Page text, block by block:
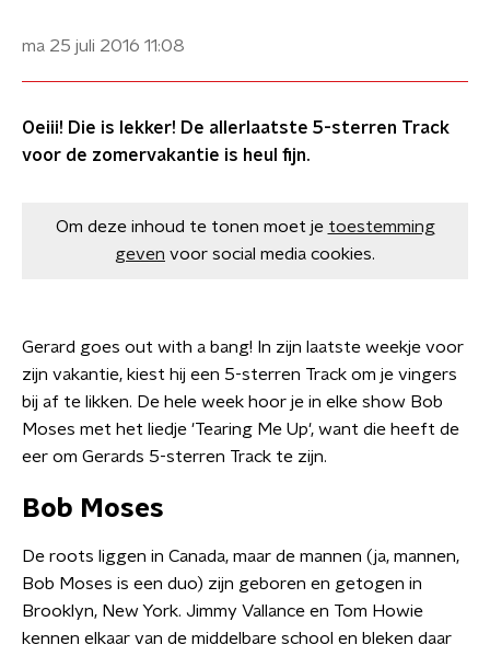
ma 25 juli 2016 11:08
Oeiii! Die is lekker! De allerlaatste 5-sterren Track
voor de zomervakantie is heul fijn.
Om deze inhoud te tonen moet je toestemming
geven voor social media cookies.
Gerard goes out with a bang! In zijn laatste weekje voor
zijn vakantie, kiest hij een 5-sterren Track om je vingers
bij af te likken. De hele week hoor je in elke show Bob
Moses met het liedje 'Tearing Me Up', want die heeft de
eer om Gerards 5-sterren Track te zijn.
Bob Moses
De roots liggen in Canada, maar de mannen (ja, mannen,
Bob Moses is een duo) zijn geboren en getogen in
Brooklyn, New York. Jimmy Vallance en Tom Howie
kennen elkaar van de middelbare school en bleken daar